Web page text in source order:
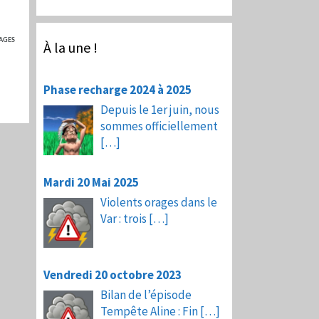
À la une !
Phase recharge 2024 à 2025
Depuis le 1er juin, nous
sommes officiellement
[…]
Mardi 20 Mai 2025
Violents orages dans le
Var : trois […]
Vendredi 20 octobre 2023
Bilan de l’épisode
Tempête Aline : Fin[…]